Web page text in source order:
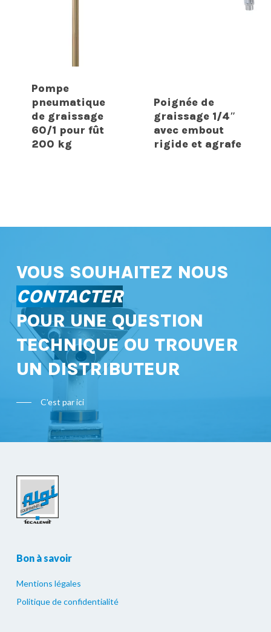
Pompe
pneumatique
de graissage
60/1 pour fût
200 kg
Poignée de
graissage 1/4″
avec embout
rigide et agrafe
VOUS SOUHAITEZ NOUS
CONTACTER
POUR UNE QUESTION
TECHNIQUE OU TROUVER
UN DISTRIBUTEUR
C'est par ici
Bon à savoir
Mentions légales
Politique de confidentialité